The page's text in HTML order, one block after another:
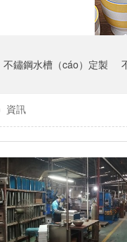
不鏽鋼水槽（cáo）定製
資訊